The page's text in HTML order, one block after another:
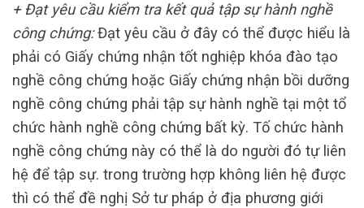
+ Đạt yêu cầu kiểm tra kết quả tập sự hành nghề
công chứng:Đạt yêu cầu ở đây có thể được hiểu là
phải có Giấy chứng nhận tốt nghiệp khóa đào tạo
nghề công chứng hoặc Giấy chứng nhận bồi dưỡng
nghề công chứng phải tập sự hành nghề tại một tổ
chức hành nghề công chứng bất kỳ. Tố chức hành
nghề công chứng này có thể là do người đó tự liên
hệ để tập sự. trong trường hợp không liên hệ được
thì có thể đề nghị Sở tư pháp ở địa phương giới